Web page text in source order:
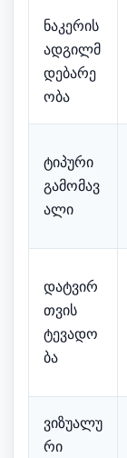
ნაკერის
ადგილმ
დებარე
ობა
ტიპური
გამომავ
ალი
დატვირ
თვის
ტევადო
ბა
ვიზუალუ
რი